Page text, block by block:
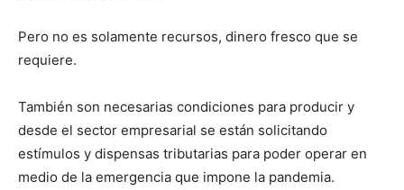
Pero no es solamente recursos, dinero fresco que se
requiere.
También son necesarias condiciones para producir y
desde el sector empresarial se están solicitando
estímulos y dispensas tributarias para poder operar en
medio de la emergencia que impone la pandemia.